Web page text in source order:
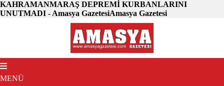
KAHRAMANMARAŞ DEPREMİ KURBANLARINI
UNUTMADI - Amasya GazetesiAmasya Gazetesi
MENÜ